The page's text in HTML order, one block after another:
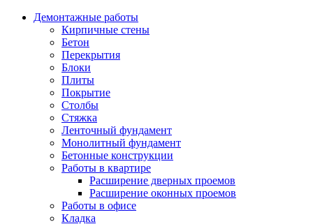
Демонтажные работы
Кирпичные стены
Бетон
Перекрытия
Блоки
Плиты
Покрытие
Столбы
Стяжка
Ленточный фундамент
Монолитный фундамент
Бетонные конструкции
Работы в квартире
Расширение дверных проемов
Расширение оконных проемов
Работы в офисе
Кладка